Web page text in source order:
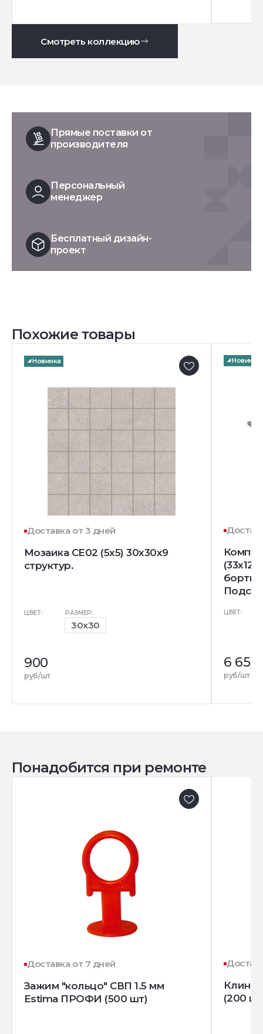
Смотреть коллекцию
Прямые поставки от
производителя
Персональный
менеджер
Бесплатный дизайн-
проект
Похожие товары
Новинка
Доставка от 3 дней
Мозаика CE02 (5x5) 30x30x9
структур.
ЦВЕТ: РАЗМЕР:
30x30
900
руб/шт
Новинка
ЦВЕТ:
6 655
руб/шт
Понадобится при ремонте
Доставка от 7 дней
Зажим "кольцо" СВП 1.5 мм
Estima ПРОФИ (500 шт)
Клин
(200